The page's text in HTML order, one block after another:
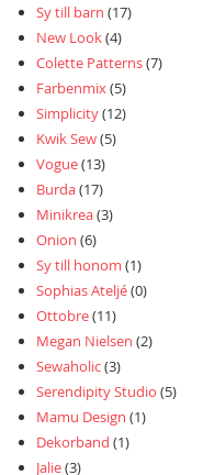
Sy till barn (17)
New Look(4)
Colette Patterns(7)
Farbenmix(5)
Simplicity(12)
Kwik Sew(5)
Vogue(13)
Burda(17)
Minikrea(3)
Onion (6)
Sy till honom (1)
Sophias Ateljé(0)
Ottobre(11)
Megan Nielsen (2)
Sewaholic(3)
Serendipity Studio (5)
Mamu Design (1)
Dekorband (1)
Jalie(3)